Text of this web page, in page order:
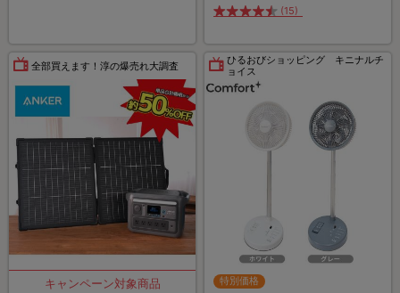
(15)
全部買えます！淳の爆売れ大調査
ひるおびショッピング キニナルチ
ョイス
特別価格